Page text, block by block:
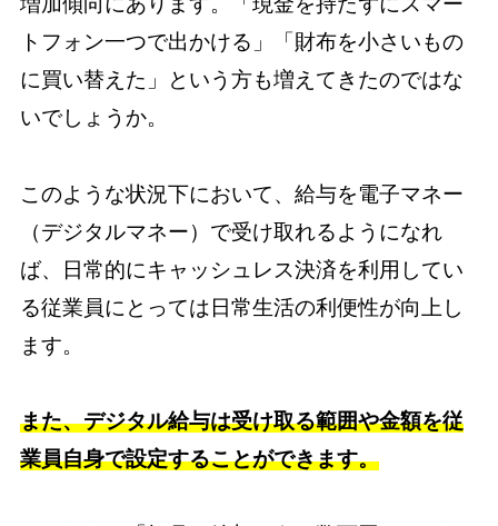
トフォン一つで出かける」「財布を小さいもの
に買い替えた」という方も増えてきたのではな
いでしょうか。
このような状況下において、給与を電子マネー
（デジタルマネー）で受け取れるようになれ
ば、日常的にキャッシュレス決済を利用してい
る従業員にとっては日常生活の利便性が向上し
ます。
また、デジタル給与は受け取る範囲や金額を従
業員自身で設定することができます。